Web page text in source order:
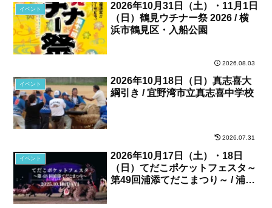
イベント
2026年10月31日（土）・11月1日
（日）鶴見ウチナー祭 2026 / 横
浜市鶴見区・入船公園
2026.08.03
イベント
2026年10月18日（日）真志喜大
綱引き / 宜野湾市立真志喜中学校
2026.07.31
イベント
2026年10月17日（土）・18日
（日）てだこポケットフェスタ～
第49回浦添てだこまつり～ / 浦添